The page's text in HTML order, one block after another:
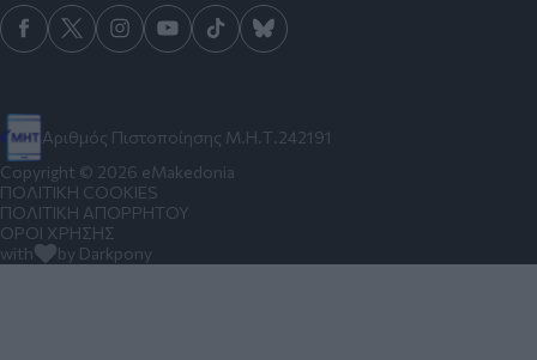
Αριθμός Πιστοποίησης Μ.Η.Τ.242191
Copyright © 2026 eMakedonia
ΠΟΛΙΤΙΚΗ COOKIES
ΠΟΛΙΤΙΚΗ ΑΠΟΡΡΗΤΟΥ
ΟΡΟΙ ΧΡΗΣΗΣ
with
by Darkpony